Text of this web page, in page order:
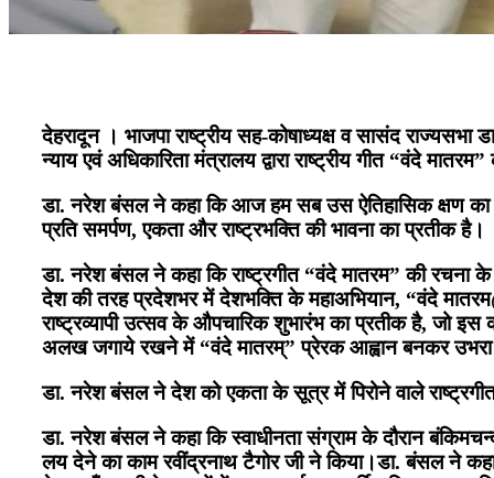
देहरादून । भाजपा राष्ट्रीय सह-कोषाध्यक्ष व सासंद
न्याय एवं अधिकारिता मंत्रालय द्वारा राष्ट्रीय गीत “वंदे
डा. नरेश बंसल ने कहा कि आज हम सब उस ऐतिहासिक क्षण का
प्रति समर्पण, एकता और राष्ट्रभक्ति की भावना का प्रतीक है।
डा. नरेश बंसल ने कहा कि राष्ट्रगीत “वंदे मातरम” की रचना के
देश की तरह प्रदेशभर में देशभक्ति के महाअभियान, “वंदे
राष्ट्रव्यापी उत्सव के औपचारिक शुभारंभ का प्रतीक है, जो
अलख जगाये रखने में “वंदे मातरम्” प्रेरक आह्वान बनकर
डा. नरेश बंसल ने देश को एकता के सूत्र में पिरोने वाले राष्ट्रगीत
डा. नरेश बंसल ने कहा कि स्वाधीनता संग्राम के दौरान
लय देने का काम रवींद्रनाथ टैगोर जी ने किया।डा. बंसल ने